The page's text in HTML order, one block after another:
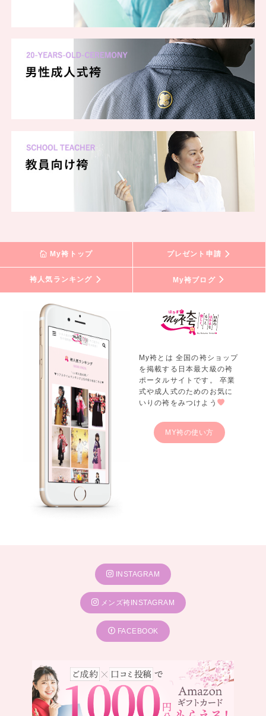
My袴トップ プレゼント申請
袴人気ランキング My袴ブログ
My袴とは 全国の袴ショップ
を掲載する日本最大級の袴
ポータルサイトです。 卒業
式や成人式のためのお気に
いりの袴をみつけよう
MY袴の使い方
INSTAGRAM
メンズ袴INSTAGRAM
FACEBOOK